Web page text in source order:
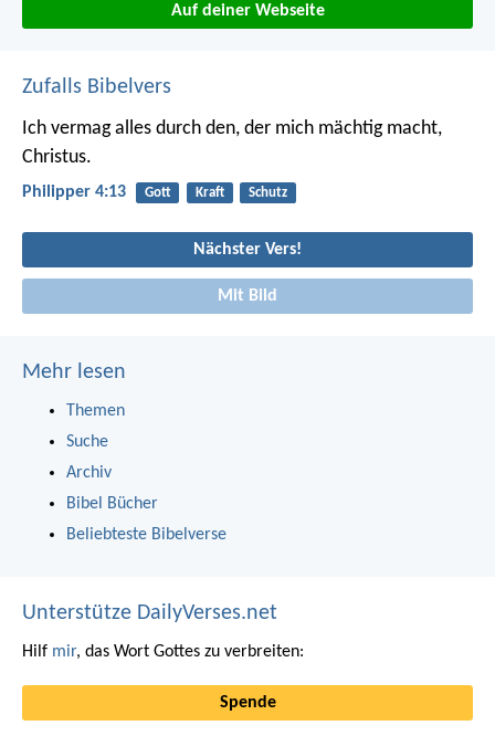
Auf deiner Webseite
Zufalls Bibelvers
Ich vermag alles durch den, der mich mächtig macht,
Christus.
Philipper 4:13 Gott Kraft Schutz
Nächster Vers!
Mit Bild
Mehr lesen
Themen
Suche
Archiv
Bibel Bücher
Beliebteste Bibelverse
Unterstütze DailyVerses.net
Hilf mir, das Wort Gottes zu verbreiten:
Spende